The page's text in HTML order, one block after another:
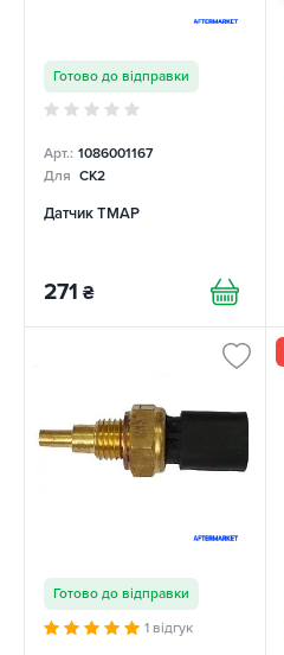
Готово до відправки
Арт.: 1086001167
Для CK2
Датчик TMAP
271 ₴
Готово до відправки
1 відгук